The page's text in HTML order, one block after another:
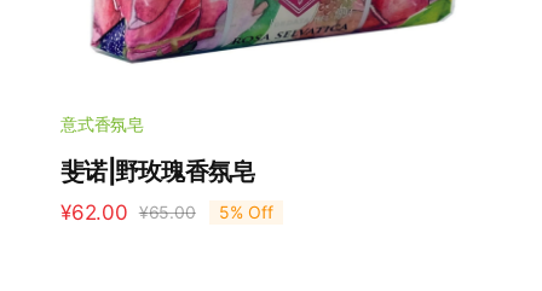
意式香氛皂
斐诺|野玫瑰香氛皂
¥65.00原
¥62.00
当
5% Off